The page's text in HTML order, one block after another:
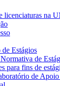
licenciaturas na
de Estágios
de
para fins de
de Apoio